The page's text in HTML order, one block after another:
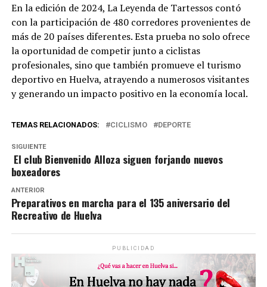
En la edición de 2024, La Leyenda de Tartessos contó
con la participación de 480 corredores provenientes de
más de 20 países diferentes. Esta prueba no solo ofrece
la oportunidad de competir junto a ciclistas
profesionales, sino que también promueve el turismo
deportivo en Huelva, atrayendo a numerosos visitantes
y generando un impacto positivo en la economía local.
TEMAS RELACIONADOS: CICLISMO DEPORTE
SIGUIENTE
El club Bienvenido Alloza siguen forjando nuevos
boxeadores
ANTERIOR
Preparativos en marcha para el 135 aniversario del
Recreativo de Huelva
PUBLICIDAD